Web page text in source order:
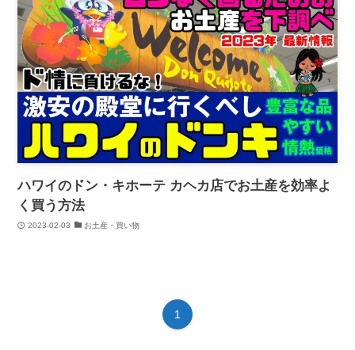
ハワイのドン・キホーテ カヘカ店でお土産を効率よ
く買う方法
2023-02-03 お土産・買い物
1